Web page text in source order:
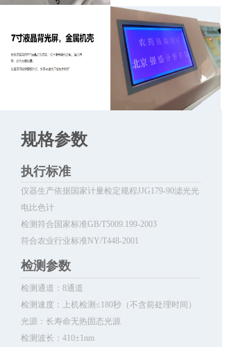
规格参数
执行标准
检测参数
仪器生产依据国家计量检定规程JJG179-90滤光光
电比色计
检测符合国家标准GB/T5009.199-2003
符合农业行业标准NY/T448-2001
检测通道：8通道
检测速度：上机检测≤180秒（不含前处理时间）
光源：长寿命无热固态光源
检测波长：410±1nm